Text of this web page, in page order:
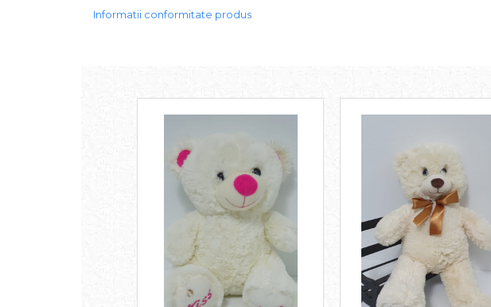
Informatii conformitate produs